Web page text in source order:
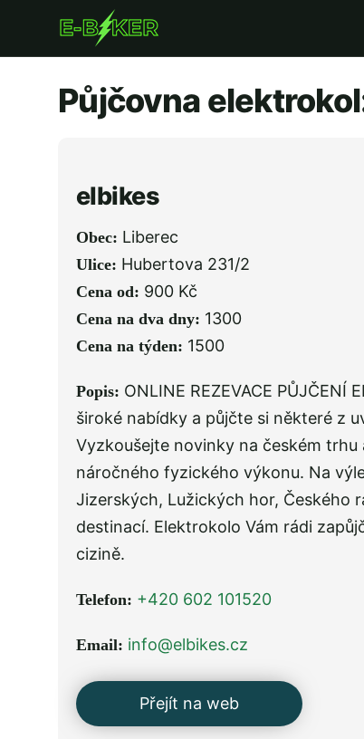
Půjčovna
elbikes
Obec: Liberec
Ulice: Hubertova 231/2
Cena od: 900 Kč
Cena na dva dny: 1300
Cena na týden: 1500
Popis: ONLINE REZEVACE PŮJČENÍ
široké nabídky a půjčte si některé z
Vyzkoušejte novinky na českém trhu
náročného fyzického výkonu. Na
Jizerských, Lužických hor, Českého
destinací. Elektrokolo Vám rádi
cizině.
Telefon: +420 602 101520
Email: info@elbikes.cz
Přejít na web